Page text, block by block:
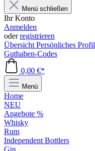
Menü schließen
Ihr Konto
Anmelden
oderregistrieren
Übersicht Persönliches Profil
Guthaben-Codes
0,00 €*
Menü
Home
NEU
Angebote %
Whisky
Rum
Independent Bottlers
Gin